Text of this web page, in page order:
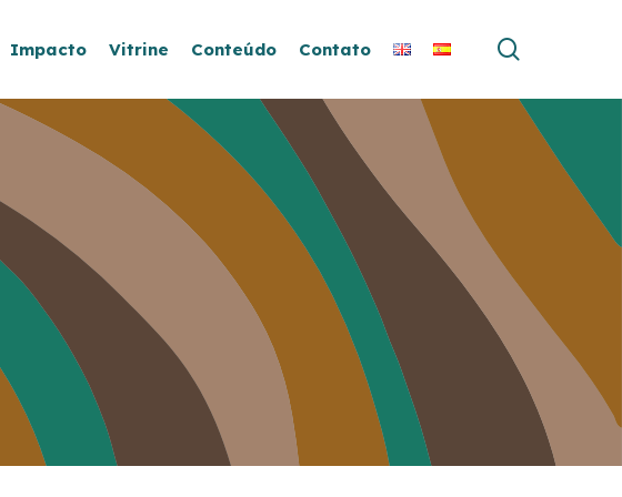
Impacto Vitrine Conteúdo Contato